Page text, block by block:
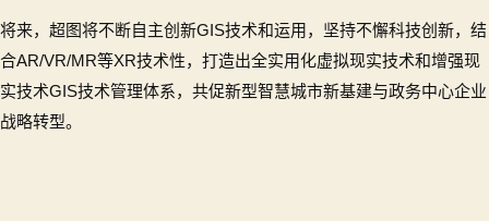
将来，超图将不断自主创新GIS技术和运用，坚持不懈科技创新，结
合AR/VR/MR等XR技术性，打造出全实用化虚拟现实技术和增强现
实技术GIS技术管理体系，共促新型智慧城市新基建与政务中心企业
战略转型。